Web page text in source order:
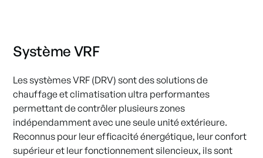
Système VRF
Les systèmes VRF (DRV) sont des solutions de
chauffage et climatisation ultra performantes
permettant de contrôler plusieurs zones
indépendamment avec une seule unité extérieure.
Reconnus pour leur efficacité énergétique, leur confort
supérieur et leur fonctionnement silencieux, ils sont